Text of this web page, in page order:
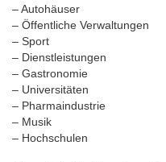
– Autohäuser
– Öffentliche Verwaltungen
– Sport
– Dienstleistungen
– Gastronomie
– Universitäten
– Pharmaindustrie
– Musik
– Hochschulen